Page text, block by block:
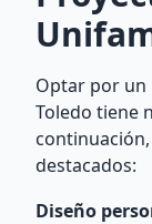
Optar por un
Toledo tiene
destacados:
Diseño